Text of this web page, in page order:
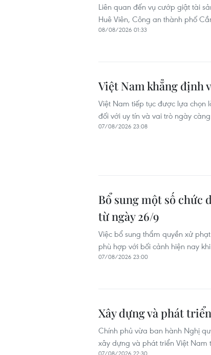
Liên quan đến vụ cướp giật tài
Huê Viên, Công an thành phố
08/08/2026 01:33
Việt Nam khẳng định
Việt Nam tiếp tục được lựa chọn
đối với uy tín và vai trò ngày
07/08/2026 23:08
Bổ sung một số chức
từ ngày 26/9
Việc bổ sung thẩm quyền xử
phù hợp với bối cảnh hiện nay
07/08/2026 23:00
Xây dựng và phát
Chính phủ vừa ban hành Nghị
xây dựng và phát triển Việt
07/08/2026 22:30